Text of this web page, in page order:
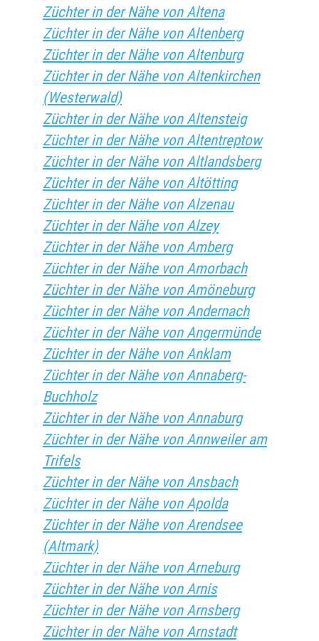
Züchter in der Nähe von Altena
Züchter in der Nähe von Altenberg
Züchter in der Nähe von Altenburg
Züchter in der Nähe von Altenkirchen
(Westerwald)
Züchter in der Nähe von Altensteig
Züchter in der Nähe von Altentreptow
Züchter in der Nähe von Altlandsberg
Züchter in der Nähe von Altötting
Züchter in der Nähe von Alzenau
Züchter in der Nähe von Alzey
Züchter in der Nähe von Amberg
Züchter in der Nähe von Amorbach
Züchter in der Nähe von Amöneburg
Züchter in der Nähe von Andernach
Züchter in der Nähe von Angermünde
Züchter in der Nähe von Anklam
Züchter in der Nähe von Annaberg-
Buchholz
Züchter in der Nähe von Annaburg
Züchter in der Nähe von Annweiler am
Trifels
Züchter in der Nähe von Ansbach
Züchter in der Nähe von Apolda
Züchter in der Nähe von Arendsee
(Altmark)
Züchter in der Nähe von Arneburg
Züchter in der Nähe von Arnis
Züchter in der Nähe von Arnsberg
Züchter in der Nähe von Arnstadt